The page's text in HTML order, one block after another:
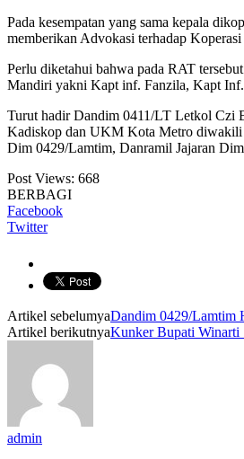
Pada kesempatan yang sama kepala
memberikan Advokasi terhadap
Perlu diketahui bahwa pada RAT
Mandiri yakni Kapt inf. Fanzila, Kapt
Turut hadir Dandim 0411/LT Letkol Czi
Kadiskop dan UKM Kota Metro diwakili
Dim 0429/Lamtim, Danramil Jajaran
Post Views: 668
BERBAGI
Facebook
Twitter
Artikel sebelumyaDandim 0429/Lamtim
Artikel berikutnyaKunker Bupati Winarti
admin